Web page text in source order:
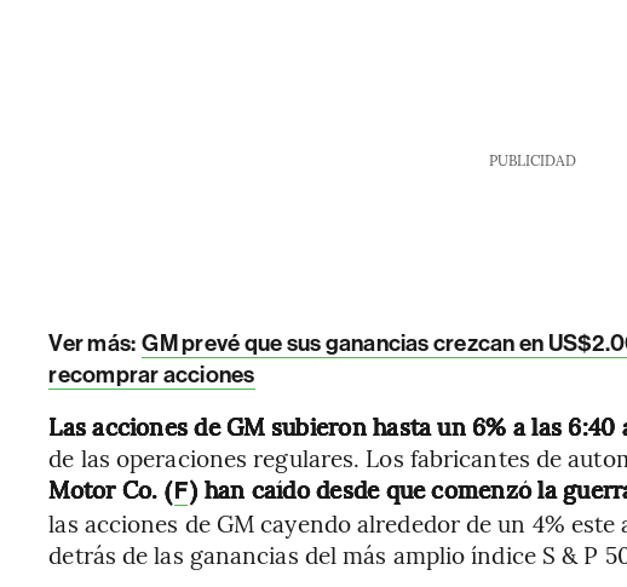
PUBLICIDAD
Ver más: GM prevé que sus ganancias crezcan en
recomprar acciones
Las acciones de GM subieron hasta un 6% a las
de las operaciones regulares. Los fabricantes de
Motor Co. (F) han caído desde que comenzó la
las acciones de GM cayendo alrededor de un 4%
detrás de las ganancias del más amplio índice S & P